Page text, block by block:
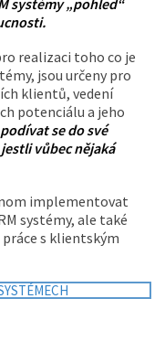
systémy „pohled“
realizaci toho co je
jsou určeny pro
klientů, vedení
potenciálu a jeho
se do své
vůbec nějaká
implementovat
systémy, ale také
s klientským